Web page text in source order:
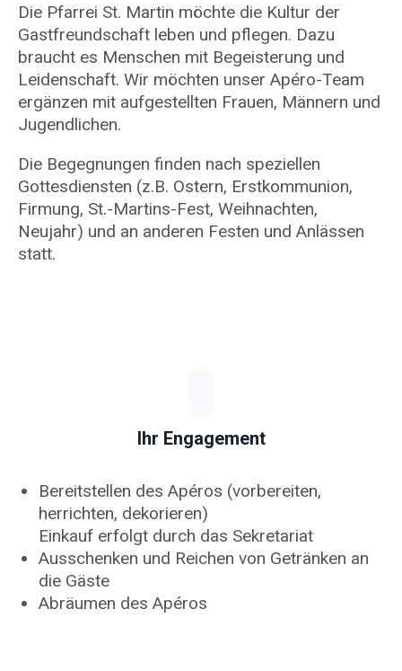
Die Pfarrei St. Martin möchte die Kultur der
Gastfreundschaft leben und pflegen. Dazu
braucht es Menschen mit Begeisterung und
Leidenschaft. Wir möchten unser Apéro-Team
ergänzen mit aufgestellten Frauen, Männern und
Jugendlichen.
Die Begegnungen finden nach speziellen
Gottesdiensten (z.B. Ostern, Erstkommunion,
Firmung, St.-Martins-Fest, Weihnachten,
Neujahr) und an anderen Festen und Anlässen
statt.
Ihr Engagement
Bereitstellen des Apéros (vorbereiten,
herrichten, dekorieren)
Einkauf erfolgt durch das Sekretariat
Ausschenken und Reichen von Getränken an
die Gäste
Abräumen des Apéros